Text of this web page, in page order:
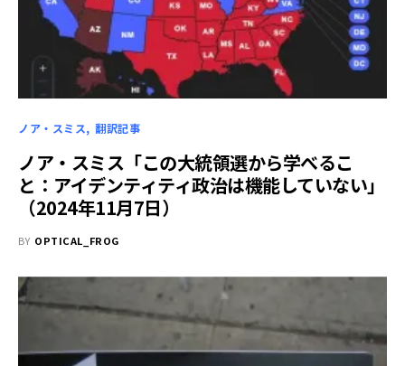
ノア・スミス 翻訳記事
ノア・スミス「この大統領選から学べるこ
と：アイデンティティ政治は機能していない」
（2024年11月7日）
BY OPTICAL_FROG